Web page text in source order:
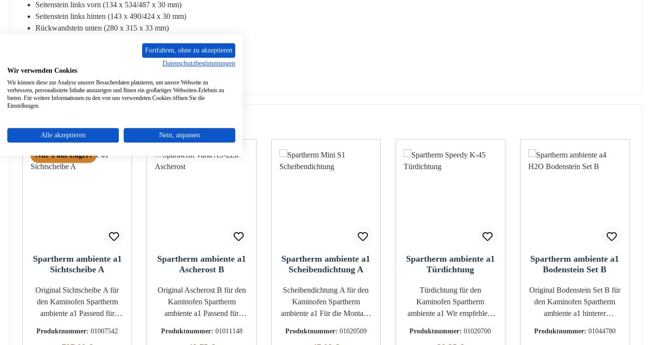
Seitenstein links vorn (134 x 534/487 x 30 mm)
Seitenstein links hinten (143 x 490/424 x 30 mm)
Rückwandstein unten (280 x 315 x 33 mm)
Seitenstein rechts vorn (134 x 534/487 x 30 mm)
Seitenstein rechts hinten (143 x 490/424 x 30 mm)
Produktgalerie überspringen
Nur 1 auf Lager!
Spartherm ambiente a1
Sichtscheibe A
Original Sichtscheibe A für
den Kaminofen Spartherm
ambiente a1 Passend für
Produktnummer:01007542
Spartherm ambiente a1
Ascherost B
Original Ascherost B für den
Kaminofen Spartherm
ambiente a1 Passend für
Produktnummer: 01011148
Spartherm ambiente a1
Scheibendichtung A
Scheibendichtung A für den
Kaminofen Spartherm
ambiente a1 Für die Montage
Produktnummer: 01020509
Spartherm ambiente a1
Türdichtung
Türdichtung für den
Kaminofen Spartherm
ambiente a1 Wir empfehlen,
Produktnummer:01020700
Spartherm ambiente a1
Bodenstein Set B
Original Bodenstein Set B für
den Kaminofen Spartherm
ambiente a1 hinterer
Produktnummer: 01044780
Fortfahren, ohne zu akzeptieren
Datenschutzbestimmungen
Wir verwenden Cookies
Wir können diese zur Analyse unserer Besucherdaten platzieren, um unsere Webseite zu
verbessern, personalisierte Inhalte anzuzeigen und Ihnen ein großartiges Webseiten-Erlebnis zu
bieten. Für weitere Informationen zu den von uns verwendeten Cookies öffnen Sie die
Einstellungen.
Alle akzeptieren Nein, anpassen